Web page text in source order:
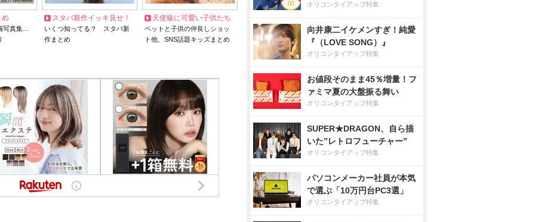
め
写真集…
スタバ新作イッキ見せ！
いくつ知ってる？ スタバ新
作まとめ
天使級に可愛い子供たち
ペットと子供の仲良しショッ
ト他、SNS話題キッズまとめ
オリコンタイアップ特集
向井康二イケメンすぎ！純愛
『（LOVE SONG）』
オリコンタイアップ特集
お値段そのまま45％増量！フ
ァミマ夏の大盤振る舞い
オリコンタイアップ特集
SUPER★DRAGON、自ら描
いた”レトロフューチャー”
オリコンタイアップ特集
パソコンメーカー社員が本気
で選ぶ「10万円台PC3選」
オリコンタイアップ特集